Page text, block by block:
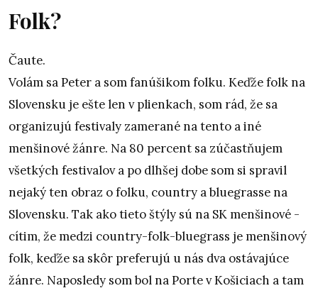
Folk?
Čaute.
Volám sa Peter a som fanúšikom folku. Keďže folk na
Slovensku je ešte len v plienkach, som rád, že sa
organizujú festivaly zamerané na tento a iné
menšinové žánre. Na 80 percent sa zúčastňujem
všetkých festivalov a po dlhšej dobe som si spravil
nejaký ten obraz o folku, country a bluegrasse na
Slovensku. Tak ako tieto štýly sú na SK menšinové -
cítim, že medzi country-folk-bluegrass je menšinový
folk, keďže sa skôr preferujú u nás dva ostávajúce
žánre. Naposledy som bol na Porte v Košiciach a tam